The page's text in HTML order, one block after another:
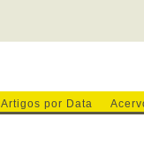
Artigos por Data